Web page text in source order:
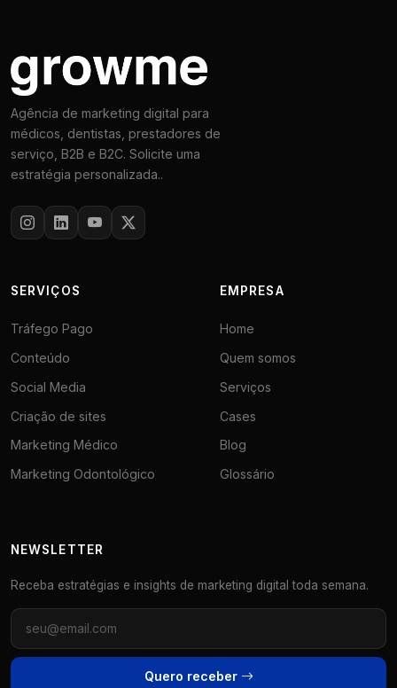
Agência de marketing digital para
médicos, dentistas, prestadores de
serviço, B2B e B2C. Solicite uma
estratégia personalizada..
SERVIÇOS
Tráfego Pago
Conteúdo
Social Media
Criação de sites
Marketing Médico
Marketing Odontológico
EMPRESA
Home
Quem somos
Serviços
Cases
Blog
Glossário
NEWSLETTER
Receba estratégias e insights de marketing digital toda semana.
Quero receber